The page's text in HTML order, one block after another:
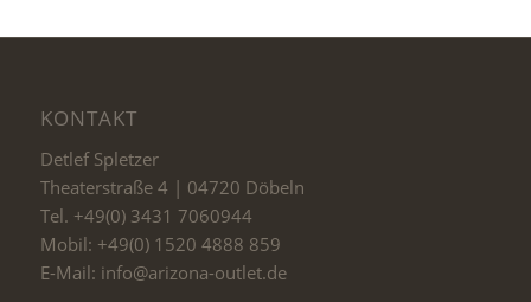
KONTAKT
Detlef Spletzer
Theaterstraße 4 | 04720 Döbeln
Tel. +49(0) 3431 7060944
Mobil: +49(0) 1520 4888 859
E-Mail: info@arizona-outlet.de